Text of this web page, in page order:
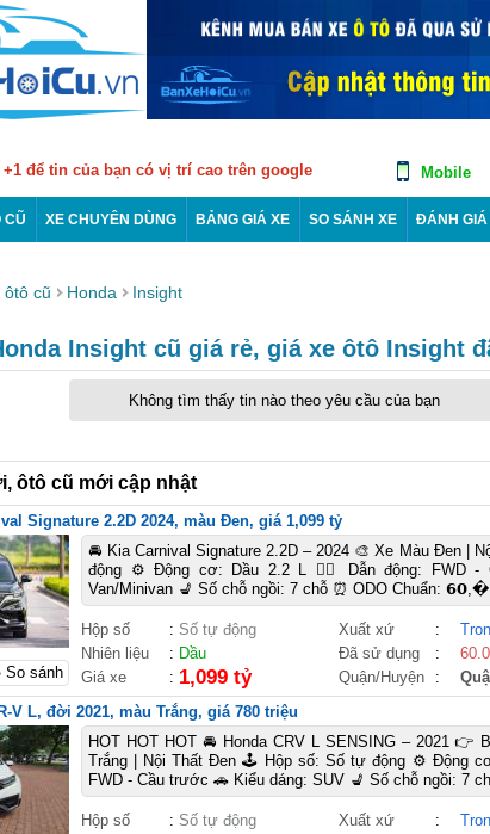
+1 để tin của bạn có vị trí cao trên google Mobile
CŨ XE CHUYÊN DÙNG BẢNG GIÁ XE SO SÁNH XE ĐÁNH GIÁ
ôtô cũ Honda Insight
Insight cũ giá rẻ, giá xe ôtô Insight
Không tìm thấy tin nào theo yêu cầu của bạn
ôtô cũ mới cập nhật
Signature 2.2D 2024, màu Đen, giá 1,099 tỷ
🚘 Kia Carnival Signature 2.2D – 2024 🎨 Xe Màu Đen |
động ⚙️ Động cơ: Dầu 2.2 L 🚴‍♀️ Dẫn động: FWD -
Van/Minivan 💺 Số chỗ ngồi: 7 chỗ ⏰ ODO Chuẩn:
Hộp số : Số tự động Xuất xứ :
Nhiên liệu
: Dầu Đã sử dụng :
Giá xe
: 1,099 tỷ Quận/Huyện :
So sánh
V L, đời 2021, màu Trắng, giá 780 triệu
HOT HOT HOT 🚘 Honda CRV L SENSING – 2021 👉
Trắng | Nội Thất Đen 🕹️ Hộp số: Số tự động ⚙️ Động
FWD - Cầu trước 🚗 Kiểu dáng: SUV 💺 Số chỗ ngồi: 7
Hộp số : Số tự động Xuất xứ :